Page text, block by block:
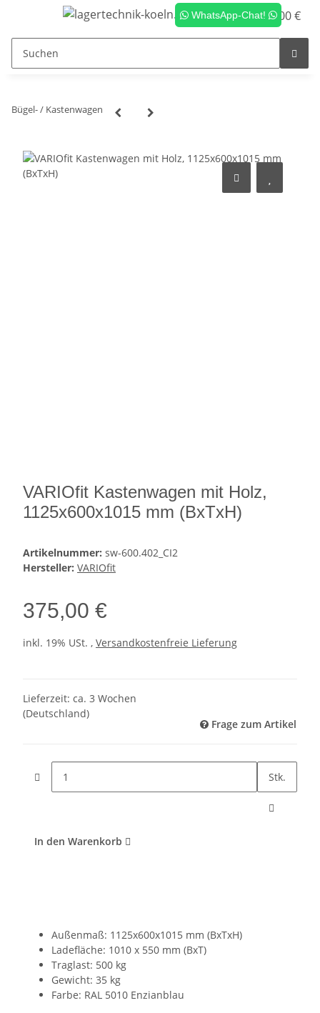
WhatsApp-Chat! 0,00 €
Bügel- / Kastenwagen
VARIOfit Kastenwagen mit Holz,
1125x600x1015 mm (BxTxH)
Artikelnummer: sw-600.402_CI2
Hersteller: VARIOfit
375,00 €
inkl. 19% USt. , Versandkostenfreie Lieferung
Lieferzeit: ca. 3 Wochen
(Deutschland)
Frage zum Artikel
Stk.
In den Warenkorb
Außenmaß: 1125x600x1015 mm (BxTxH)
Ladefläche: 1010 x 550 mm (BxT)
Traglast: 500 kg
Gewicht: 35 kg
Farbe: RAL 5010 Enzianblau